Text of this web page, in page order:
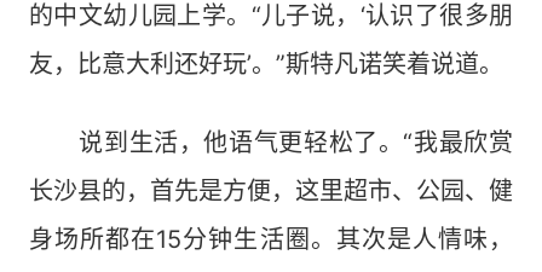
的中文幼儿园上学。“儿子说，‘认识了很多朋
友，比意大利还好玩’。”斯特凡诺笑着说道。
说到生活，他语气更轻松了。“我最欣赏
长沙县的，首先是方便，这里超市、公园、健
身场所都在15分钟生活圈。其次是人情味，